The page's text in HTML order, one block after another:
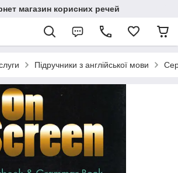
магазин корисних речей
Підручники з англійської мови